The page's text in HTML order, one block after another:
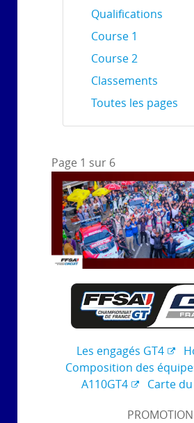
Qualifications
Course 1
Course 2
Classements
Toutes les pages
Page 1 sur 6
Les engagés GT4
Composition des
A110GT4
Carte
PROMOTION